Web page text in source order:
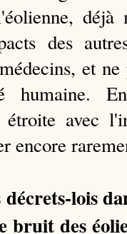
déjà
des
et
humaine.
étroite avec
encore
lois
des